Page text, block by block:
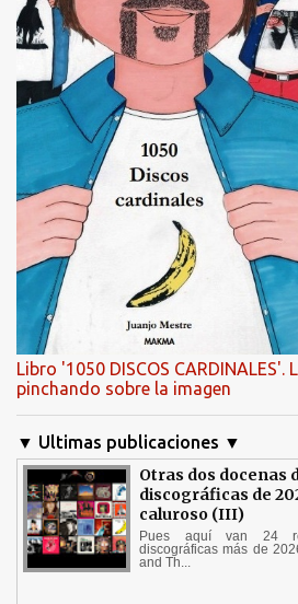
Libro '1050 DISCOS CARDINALES'.
pinchando sobre la imagen
▼ Ultimas publicaciones ▼
Otras dos docenas
discográficas de
caluroso (III)
Pues aquí van 24
discográficas más de
and Th...